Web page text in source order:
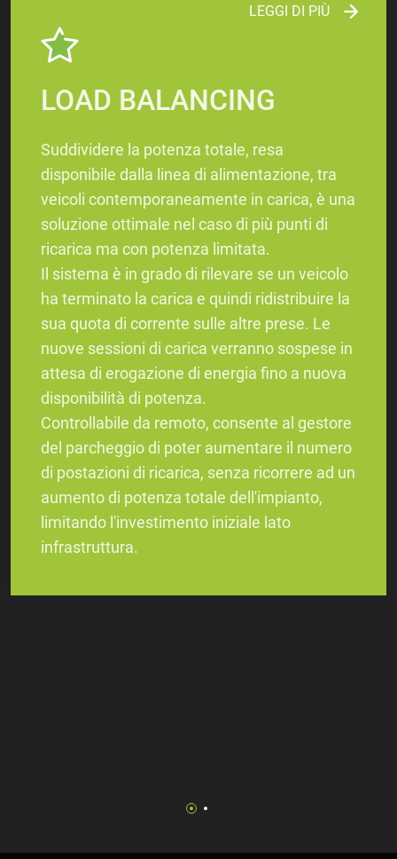
LEGGI DI PIÙ
LOAD BALANCING
Suddividere la potenza totale, resa
disponibile dalla linea di alimentazione, tra
veicoli contemporaneamente in carica, è una
soluzione ottimale nel caso di più punti di
ricarica ma con potenza limitata.
Il sistema è in grado di rilevare se un veicolo
ha terminato la carica e quindi ridistribuire la
sua quota di corrente sulle altre prese. Le
nuove sessioni di carica verranno sospese in
attesa di erogazione di energia fino a nuova
disponibilità di potenza.
​​​​​​​Controllabile da remoto, consente al gestore
del parcheggio di poter aumentare il numero
di postazioni di ricarica, senza ricorrere ad un
aumento di potenza totale dell'impianto,
limitando l'investimento iniziale lato
infrastruttura.